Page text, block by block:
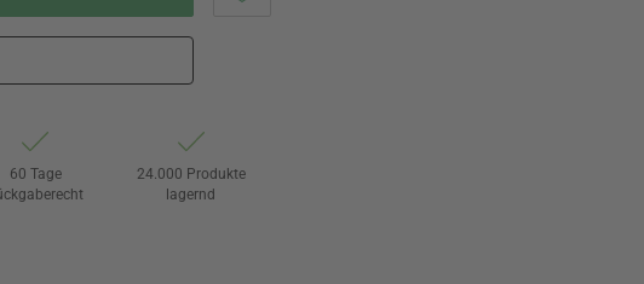
60 Tage
24.000 Produkte
lagernd